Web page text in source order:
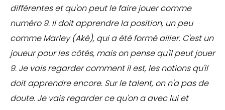
différentes et qu'on peut le faire jouer comme
numéro 9. Il doit apprendre la position, un peu
comme Marley (Aké), qui a été formé ailier. C'est un
joueur pour les côtés, mais on pense qu'il peut jouer
9. Je vais regarder comment il est, les notions qu'il
doit apprendre encore. Sur le talent, on n'a pas de
doute. Je vais regarder ce qu'on a avec lui et